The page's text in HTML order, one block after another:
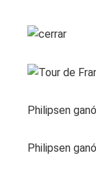
Philipsen
Philipsen